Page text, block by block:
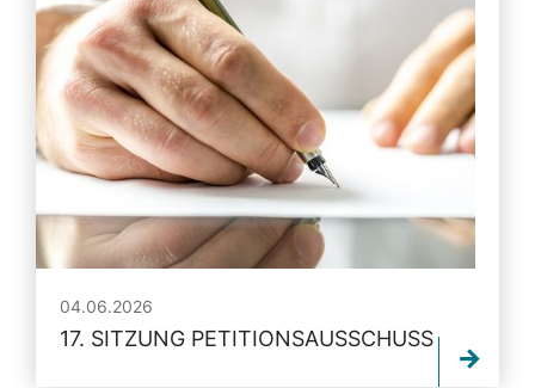
04.06.2026
17. SITZUNG PETITIONSAUSSCHUSS